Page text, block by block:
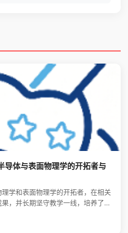
导体与表面物理学的开拓者与
学和表面物理学的开拓者，在相关
，并长期坚守教学一线，培养了大